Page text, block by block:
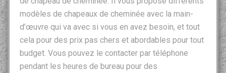
modèles de chapeaux de cheminée avec la main-
d’œuvre qui va avec si vous en avez besoin, et tout
cela pour des prix pas chers et abordables pour tout
budget. Vous pouvez le contacter par téléphone
pendant les heures de bureau pour des